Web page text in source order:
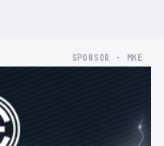
SPONSOR · MKE